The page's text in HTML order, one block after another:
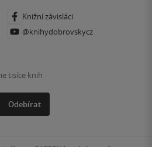
Knižní závisláci
@knihydobrovskycz
tisíce knih
Odebírat